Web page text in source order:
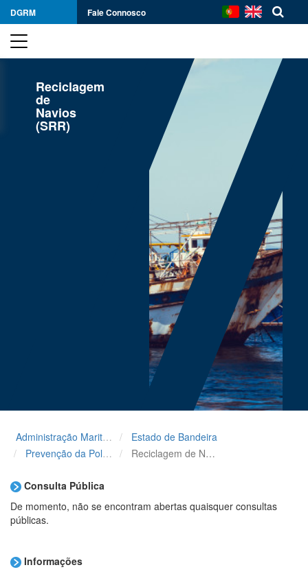
DGRM Fale Connosco
Reciclagem
de
Navios
(SRR)
Administração Maritima
Estado de Bandeira
Prevenção da Poluição
Reciclagem de Navios (SRR)
Consulta Pública
De momento, não se encontram abertas quaisquer consultas
públicas.
Informações